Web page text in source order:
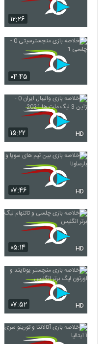
۱۲:۲۶
۰۴:۴۵
۱۵:۲۲ HD
۰۷:۴۶ HD
۰۵:۱۴ HD
۰۷:۵۲ HD